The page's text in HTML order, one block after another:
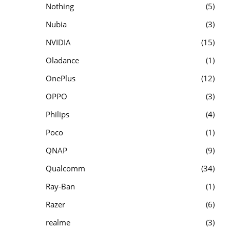
Nothing
5
Nubia
3
NVIDIA
15
Oladance
1
OnePlus
12
OPPO
3
Philips
4
Poco
1
QNAP
9
Qualcomm
34
Ray-Ban
1
Razer
6
realme
3